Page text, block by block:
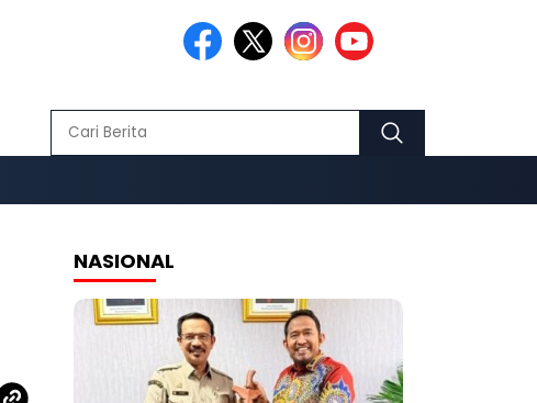
NASIONAL